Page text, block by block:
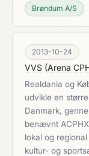
Brøndum A/S
2013-10-24
VVS (Arena
Realdania og
udvikle en
Danmark,
benævnt
lokal og
kultur- og